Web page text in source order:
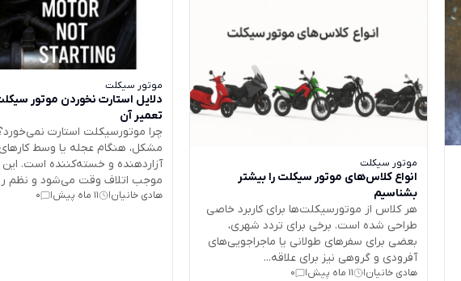
موتور سیکلت
انواع کلاس‌های موتور سیکلت را بیشتر
بشناسیم
هر کلاس از موتورسیکلت‌ها برای کاربرد خاصی
طراحی شده است. برخی برای تردد شهری،
بعضی برای سفرهای طولانی یا ماجراجویی‌های
آفرودی و گروهی نیز برای علاقه‌...
هادی خانیان| 11 ماه پیش |
0
موتور سیکلت
دلایل استارت نخوردن موتور
تعمیر آن
چرا موتورسیکلت استارت
مشکل، هنگام عجله یا وسط کارهای
آزاردهنده و خسته‌کننده است.
موجب اتلاف وقت می‌شود و نظم
هادی خانیان| 11 ماه پیش |
0